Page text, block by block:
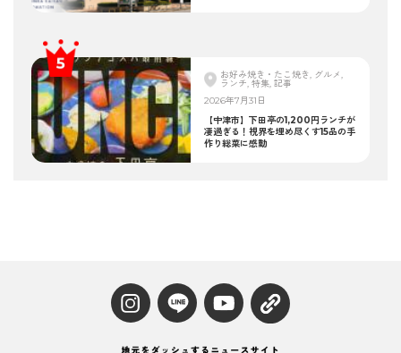
お好み焼き・たこ焼き, グルメ,
ランチ, 特集, 記事
2026年7月31日
【中津市】下田亭の1,200円ランチが
凄過ぎる！視界を埋め尽くす15品の手
作り総菜に感動